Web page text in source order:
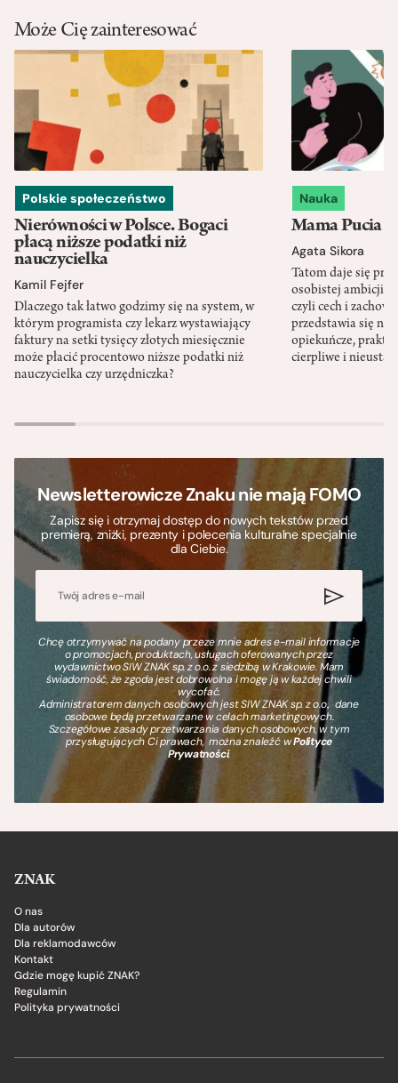
Może Cię zainteresować
Polskie społeczeństwo
Nierówności w Polsce. Bogaci
płacą niższe podatki niż
nauczycielka
Kamil Fejfer
Dlaczego tak łatwo godzimy się na system, w
którym programista czy lekarz wystawiający
faktury na setki tysięcy złotych miesięcznie
może płacić procentowo niższe podatki niż
nauczycielka czy urzędniczka?
Nauka
Mama Pucia
Agata Sikora
Tatom daje się
osobistej ambicji,
czyli cech i
przedstawia się
opiekuńcze,
cierpliwe i
Newsletterowicze Znaku nie mają FOMO
Zapisz się i otrzymaj dostęp do nowych tekstów przed
premierą, zniżki, prezenty i polecenia kulturalne specjalnie
dla Ciebie.
Chcę otrzymywać na podany przeze mnie adres e-mail informacje
o promocjach, produktach, usługach oferowanych przez
wydawnictwo SIW ZNAK sp. z o.o. z siedzibą w Krakowie. Mam
świadomość, że zgoda jest dobrowolna i mogę ją w każdej chwili
wycofać.
Administratorem danych osobowych jest SIW ZNAK sp. z o.o., dane
osobowe będą przetwarzane w celach marketingowych.
Szczegółowe zasady przetwarzania danych osobowych, w tym
przysługujących Ci prawach, można znaleźć wPolityce
Prywatności.
ZNAK
O nas
Dla autorów
Dla reklamodawców
Kontakt
Gdzie mogę kupić ZNAK?
Regulamin
Polityka prywatności